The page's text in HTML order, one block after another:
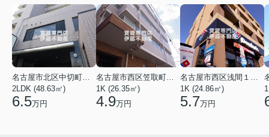
名古屋市北区中切町２丁目
2LDK (48.63㎡)
6.5万円
名古屋市西区笠取町４丁目
1K (26.35㎡)
4.9万円
名古屋市西区浅間１丁目
1K (24.86㎡)
5.7万円